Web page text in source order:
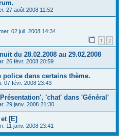
27 août 2008 11:52
02 juil. 2008 14:34
1 2
du 28.02.2008 au 29.02.2008
26 févr. 2008 20:59
dans certains thème.
07 févr. 2008 23:43
'chat' dans 'Général'
29 janv. 2008 21:30
[E]
11 janv. 2008 23:41